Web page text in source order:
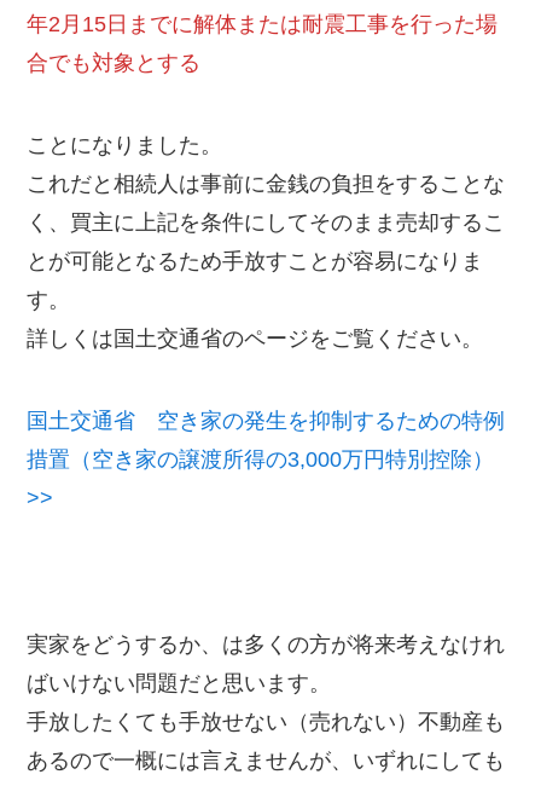
年2月15日までに解体または耐震工事を行った場
合でも対象とする
ことになりました。
これだと相続人は事前に金銭の負担をすることな
く、買主に上記を条件にしてそのまま売却するこ
とが可能となるため手放すことが容易になりま
す。
詳しくは国土交通省のページをご覧ください。
国土交通省 空き家の発生を抑制するための特例
措置（空き家の譲渡所得の3,000万円特別控除）
>>
実家をどうするか、は多くの方が将来考えなけれ
ばいけない問題だと思います。
手放したくても手放せない（売れない）不動産も
あるので一概には言えませんが、いずれにしても